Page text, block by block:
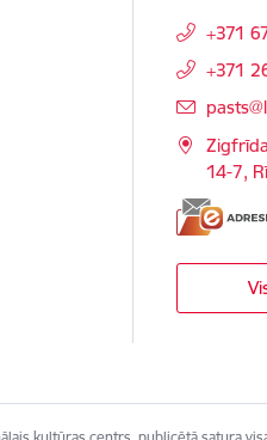
+371
+371
E-
14-7,